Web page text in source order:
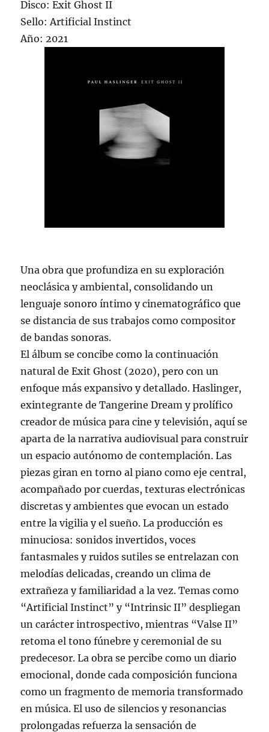
Disco: Exit Ghost II
Sello: Artificial Instinct
Año: 2021
Una obra que profundiza en su exploración
neoclásica y ambiental, consolidando un
lenguaje sonoro íntimo y cinematográfico que
se distancia de sus trabajos como compositor
de bandas sonoras.
El álbum se concibe como la continuación
natural de Exit Ghost (2020), pero con un
enfoque más expansivo y detallado. Haslinger,
exintegrante de Tangerine Dream y prolífico
creador de música para cine y televisión, aquí se
aparta de la narrativa audiovisual para construir
un espacio autónomo de contemplación. Las
piezas giran en torno al piano como eje central,
acompañado por cuerdas, texturas electrónicas
discretas y ambientes que evocan un estado
entre la vigilia y el sueño. La producción es
minuciosa: sonidos invertidos, voces
fantasmales y ruidos sutiles se entrelazan con
melodías delicadas, creando un clima de
extrañeza y familiaridad a la vez. Temas como
“Artificial Instinct” y “Intrinsic II” despliegan
un carácter introspectivo, mientras “Valse II”
retoma el tono fúnebre y ceremonial de su
predecesor. La obra se percibe como un diario
emocional, donde cada composición funciona
como un fragmento de memoria transformado
en música. El uso de silencios y resonancias
prolongadas refuerza la sensación de